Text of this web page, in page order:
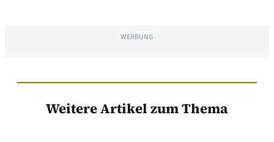
WERBUNG
Weitere Artikel zum Thema